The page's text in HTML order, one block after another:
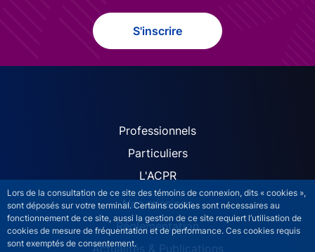
Lors de la consultation de ce site des témoins de connexion, dits « cookies »,
sont déposés sur votre terminal. Certains cookies sont nécessaires au
fonctionnement de ce site, aussi la gestion de ce site requiert l’utilisation de
cookies de mesure de fréquentation et de performance. Ces cookies requis
sont exemptés de consentement.
S'inscrire
ACPR site navigation
Professionnels
Particuliers
L'ACPR
Nos missions
Réglementation
Actualités & Publications